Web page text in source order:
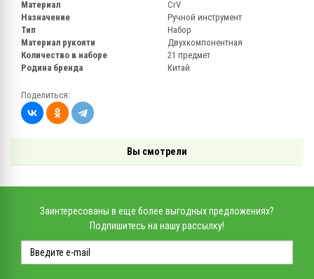
Материал
CrV
Назначение
Ручной инструмент
Тип
Набор
Материал рукояти
Двухкомпонентная
Количество в наборе
21 предмет
Родина бренда
Китай
Поделиться:
Вы смотрели
Заинтересованы в еще более выгодных предложениях?
Подпишитесь на нашу рассылку!